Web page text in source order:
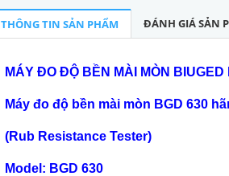
THÔNG TIN SẢN PHẨM ĐÁNH GIÁ SẢN
MÁY ĐO ĐỘ BỀN MÀI MÒN BIUGED
Máy đo độ bền mài mòn BGD 630
(Rub Resistance Tester)
Model: BGD 630